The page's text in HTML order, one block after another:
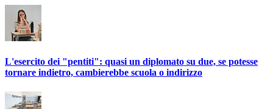
L'esercito dei "pentiti": quasi un diplomato su due, se potesse
tornare indietro, cambierebbe scuola o indirizzo